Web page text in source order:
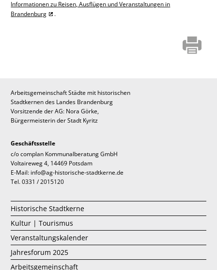
Informationen zu Reisen, Ausflügen und Veranstaltungen in
Brandenburg
.
Arbeitsgemeinschaft Städte mit historischen
Stadtkernen des Landes Brandenburg
Vorsitzende der AG: Nora Görke,
Bürgermeisterin der Stadt Kyritz
Geschäftsstelle
c/o complan Kommunalberatung GmbH
Voltaireweg 4, 14469 Potsdam
E-Mail: info@ag-historische-stadtkerne.de
Tel. 0331 / 2015120
Historische Stadtkerne
Kultur | Tourismus
Veranstaltungskalender
Jahresforum 2025
Arbeitsgemeinschaft